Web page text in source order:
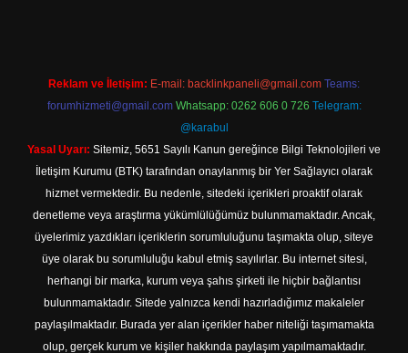
Reklam ve İletişim: E-mail: backlinkpaneli@gmail.com Teams:
forumhizmeti@gmail.com Whatsapp: 0262 606 0 726 Telegram:
@karabul
Yasal Uyarı: Sitemiz, 5651 Sayılı Kanun gereğince Bilgi Teknolojileri ve
İletişim Kurumu (BTK) tarafından onaylanmış bir Yer Sağlayıcı olarak
hizmet vermektedir. Bu nedenle, sitedeki içerikleri proaktif olarak
denetleme veya araştırma yükümlülüğümüz bulunmamaktadır. Ancak,
üyelerimiz yazdıkları içeriklerin sorumluluğunu taşımakta olup, siteye
üye olarak bu sorumluluğu kabul etmiş sayılırlar. Bu internet sitesi,
herhangi bir marka, kurum veya şahıs şirketi ile hiçbir bağlantısı
bulunmamaktadır. Sitede yalnızca kendi hazırladığımız makaleler
paylaşılmaktadır. Burada yer alan içerikler haber niteliği taşımamakta
olup, gerçek kurum ve kişiler hakkında paylaşım yapılmamaktadır.